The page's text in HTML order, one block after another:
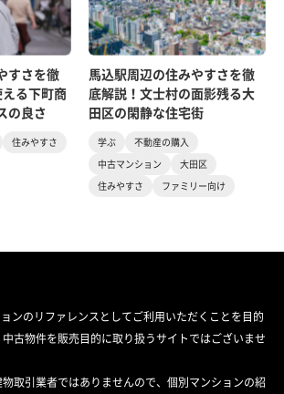
すさを徹
る下町商
の良さ
住みやすさ
馬込駅周辺の住みやすさを徹
底解説！文士村の面影残る大
田区の閑静な住宅街
学ぶ
不動産の購入
中古マンション
大田区
住みやすさ
ファミリー向け
ンのリファレンスとしてご利用いただくことを目的
古物件を販売目的に取り扱うサイトではございませ
取引業者ではありませんので、個別マンションの紹